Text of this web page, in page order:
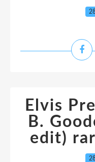
Elvis
B.
edit)